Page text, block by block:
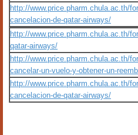
http://www.price.pharm.chula.ac.th/
cancelacion-de-qatar-airways/
http://www.price.pharm.chula.ac.th/
qatar-airways/
http://www.price.pharm.chula.ac.th/
cancelar-un-vuelo-y-obtener-un-
http://www.price.pharm.chula.ac.th/
cancelacion-de-qatar-airways/